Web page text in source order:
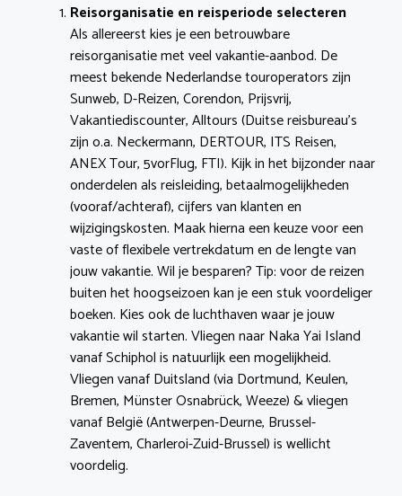
Reisorganisatie en reisperiode selecteren
Als allereerst kies je een betrouwbare
reisorganisatie met veel vakantie-aanbod. De
meest bekende Nederlandse touroperators zijn
Sunweb, D-Reizen, Corendon, Prijsvrij,
Vakantiediscounter, Alltours (Duitse reisbureau’s
zijn o.a. Neckermann, DERTOUR, ITS Reisen,
ANEX Tour, 5vorFlug, FTI). Kijk in het bijzonder naar
onderdelen als reisleiding, betaalmogelijkheden
(vooraf/achteraf), cijfers van klanten en
wijzigingskosten. Maak hierna een keuze voor een
vaste of flexibele vertrekdatum en de lengte van
jouw vakantie. Wil je besparen? Tip: voor de reizen
buiten het hoogseizoen kan je een stuk voordeliger
boeken. Kies ook de luchthaven waar je jouw
vakantie wil starten. Vliegen naar Naka Yai Island
vanaf Schiphol is natuurlijk een mogelijkheid.
Vliegen vanaf Duitsland (via Dortmund, Keulen,
Bremen, Münster Osnabrück, Weeze) & vliegen
vanaf België (Antwerpen-Deurne, Brussel-
Zaventem, Charleroi-Zuid-Brussel) is wellicht
voordelig.